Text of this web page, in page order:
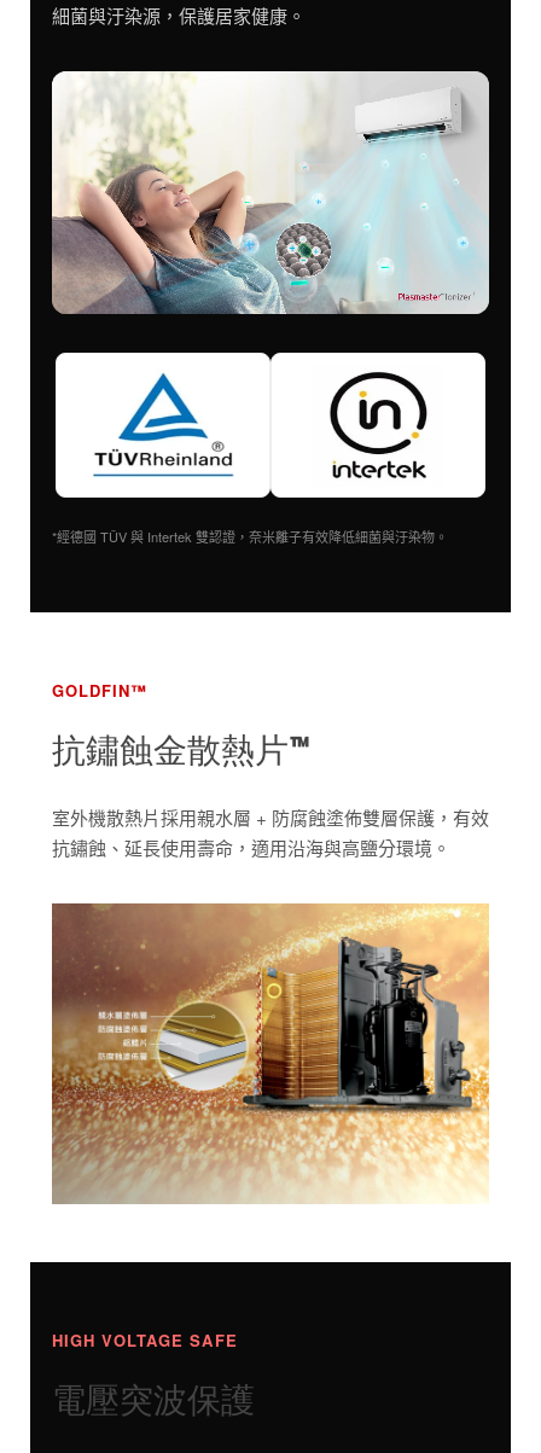
細菌與汙染源，保護居家健康。
*經德國 TÜV 與 Intertek 雙認證，奈米離子有效降低細菌與汙染物。
GOLDFIN™
抗鏽蝕金散熱片™
室外機散熱片採用親水層 + 防腐蝕塗佈雙層保護，有效
抗鏽蝕、延長使用壽命，適用沿海與高鹽分環境。
HIGH VOLTAGE SAFE
電壓突波保護